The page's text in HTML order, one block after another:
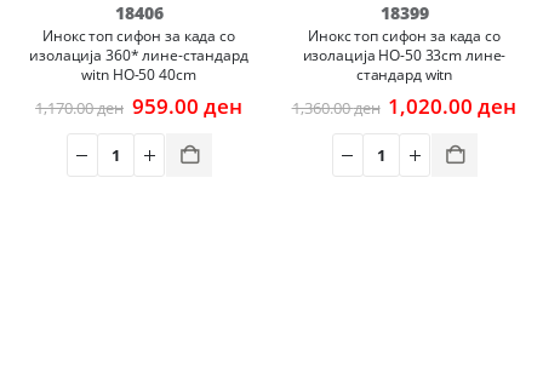
18406
Инокс топ сифон за када со
изолација 360* лине-стандард
witn HO-50 40cm
1,170.00ден Original
was:
1,170.00 ден.
959.00 денCurrent
959.00 ден.
18399
Инокс топ сифон за када со
изолација HO-50 33cm лине-
стандард witn
1,360.00ден Original
price
was:
1,360.00 ден.
1,020.00ден